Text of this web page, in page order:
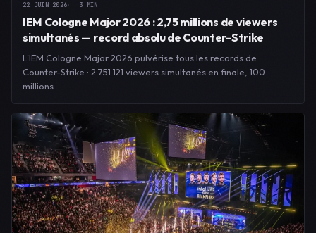
22 JUIN 2026 3 MIN
IEM Cologne Major 2026 : 2,75 millions de viewers
simultanés — record absolu de Counter-Strike
L'IEM Cologne Major 2026 pulvérise tous les records de
Counter-Strike : 2 751 121 viewers simultanés en finale, 100
millions…